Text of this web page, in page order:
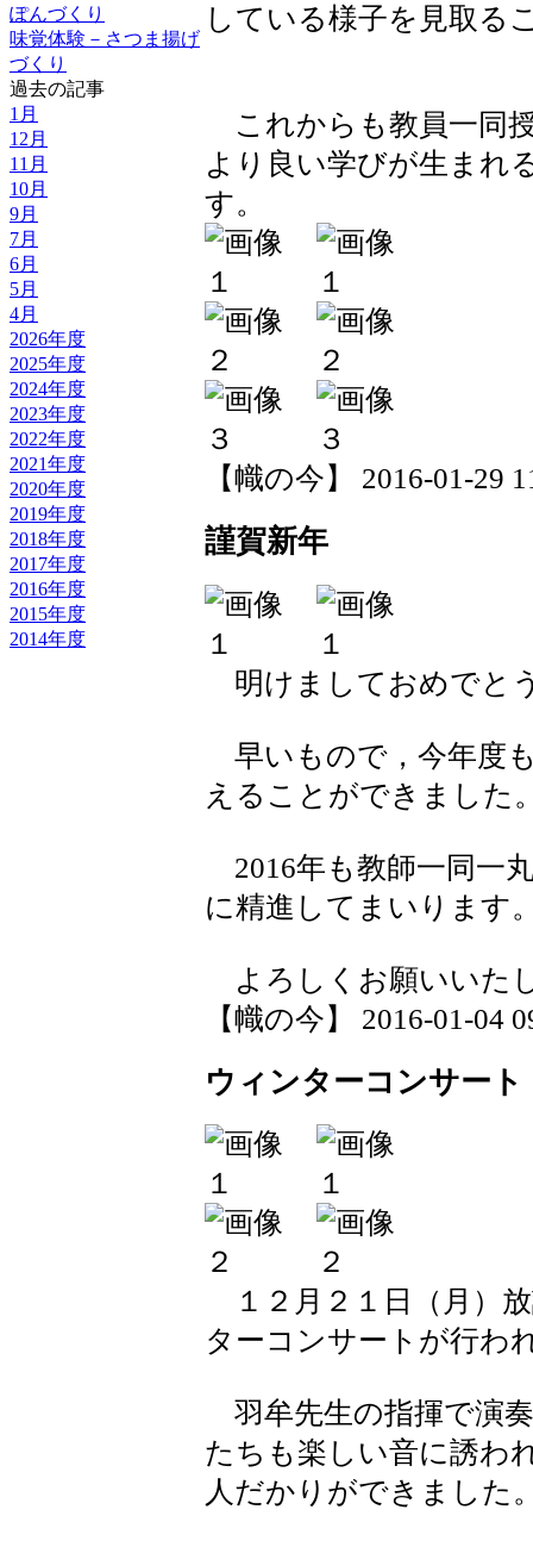
ぽんづくり
味覚体験－さつま揚げ
づくり
過去の記事
1月
12月
11月
10月
9月
7月
6月
5月
4月
2026年度
2025年度
2024年度
2023年度
2022年度
2021年度
2020年度
2019年度
2018年度
2017年度
2016年度
2015年度
2014年度
している様子を見取る
これからも教員一同
より良い学びが生まれ
す。
【幟の今】 2016-01-29
謹賀新年
明けましておめでと
早いもので，今年度
えることができました
2016年も教師一同一
に精進してまいります
よろしくお願いいた
【幟の今】 2016-01-04
ウィンターコンサート
１２月２１日（月）
ターコンサートが行わ
羽牟先生の指揮で演
たちも楽しい音に誘わ
人だかりができました